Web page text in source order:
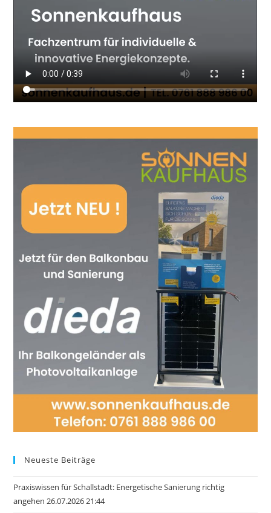
Neueste Beiträge
Praxiswissen für Schallstadt: Energetische Sanierung richtig
angehen 26.07.2026 21:44